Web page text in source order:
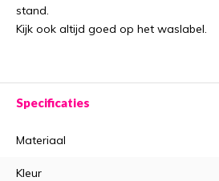
stand.
Kijk ook altijd goed op het waslabel.
Specificaties
Materiaal
Kleur